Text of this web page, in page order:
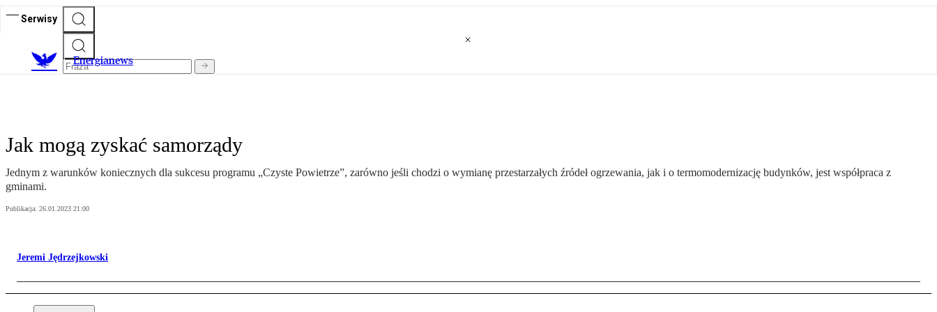
Serwisy
Energianews
Jak mogą zyskać samorządy
Jednym z warunków koniecznych dla sukcesu programu „Czyste Powietrze”, zarówno jeśli chodzi o wymianę przestarzałych źródeł ogrzewania, jak i o termomodernizację budynków, jest współpraca z
gminami.
Publikacja: 26.01.2023 21:00
Jeremi Jędrzejkowski